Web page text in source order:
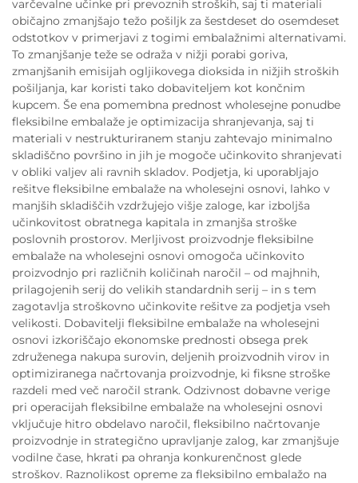
varčevalne učinke pri prevoznih stroških, saj ti materiali
običajno zmanjšajo težo pošiljk za šestdeset do osemdeset
odstotkov v primerjavi z togimi embalažnimi alternativami.
To zmanjšanje teže se odraža v nižji porabi goriva,
zmanjšanih emisijah ogljikovega dioksida in nižjih stroških
pošiljanja, kar koristi tako dobaviteljem kot končnim
kupcem. Še ena pomembna prednost wholesejne ponudbe
fleksibilne embalaže je optimizacija shranjevanja, saj ti
materiali v nestrukturiranem stanju zahtevajo minimalno
skladiščno površino in jih je mogoče učinkovito shranjevati
v obliki valjev ali ravnih skladov. Podjetja, ki uporabljajo
rešitve fleksibilne embalaže na wholesejni osnovi, lahko v
manjših skladiščih vzdržujejo višje zaloge, kar izboljša
učinkovitost obratnega kapitala in zmanjša stroške
poslovnih prostorov. Merljivost proizvodnje fleksibilne
embalaže na wholesejni osnovi omogoča učinkovito
proizvodnjo pri različnih količinah naročil – od majhnih,
prilagojenih serij do velikih standardnih serij – in s tem
zagotavlja stroškovno učinkovite rešitve za podjetja vseh
velikosti. Dobavitelji fleksibilne embalaže na wholesejni
osnovi izkoriščajo ekonomske prednosti obsega prek
združenega nakupa surovin, deljenih proizvodnih virov in
optimiziranega načrtovanja proizvodnje, ki fiksne stroške
razdeli med več naročil strank. Odzivnost dobavne verige
pri operacijah fleksibilne embalaže na wholesejni osnovi
vključuje hitro obdelavo naročil, fleksibilno načrtovanje
proizvodnje in strategično upravljanje zalog, kar zmanjšuje
vodilne čase, hkrati pa ohranja konkurenčnost glede
stroškov. Raznolikost opreme za fleksibilno embalažo na